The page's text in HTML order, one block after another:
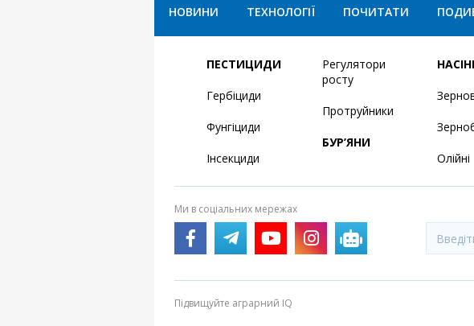
НОВИНИ ТЕХНОЛОГІЇ ПОЧИТАТИ
ПЕСТИЦИДИ
Гербіциди
Фунгіциди
Інсекциди
Регулятори
росту
Протруйники
БУР’ЯНИ
Олійні
Ми в соціальних мережах
Підвищуйте аграрний IQ